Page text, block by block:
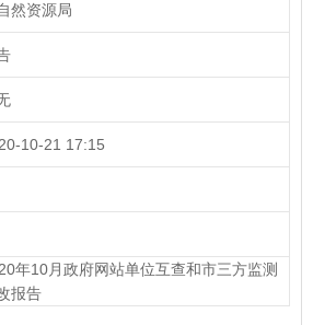
然资源局
10-21 17:15
年10月政府网站单位互查和市三方监测
报告